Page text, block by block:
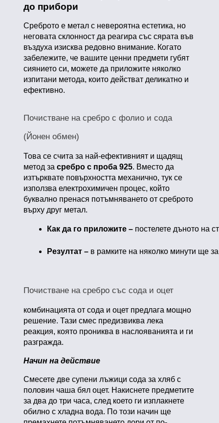
до прибори
Среброто е метал с невероятна естетика, но
неговата склонност да реагира със сярата във
въздуха изисква редовно внимание. Когато
забележите, че вашите ценни предмети губят
сиянието си, можете да приложите няколко
изпитани метода, които действат деликатно и
ефективно.
Почистване на сребро с фолио и сода
(Йонен обмен)
Това се счита за най-ефективният и щадящ
метод за сребро с проба 925. Вместо да
изтърквате повърхността механично, тук се
използва електрохимичен процес, който
буквално пренася потъмняването от среброто
върху друг метал.
Как да го приложите – постелете дъното на
Резултат – в рамките на няколко минути ще
Почистване на сребро със сода и оцет
комбинацията от сода и оцет предлага мощно
решение. Тази смес предизвиква лека
реакция, която прониква в наслояванията и ги
разгражда.
Начин на действие
Смесете две супени лъжици сода за хляб с
половин чаша бял оцет. Накиснете предметите
за два до три часа, след което ги изплакнете
обилно с хладна вода. По този начин ще